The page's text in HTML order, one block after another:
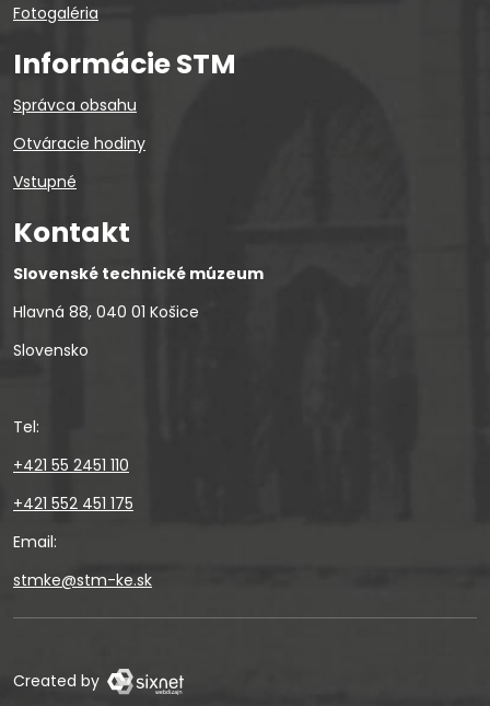
Fotogaléria
Informácie STM
Správca obsahu
Otváracie hodiny
Vstupné
Kontakt
Slovenské technické múzeum
Hlavná 88, 040 01 Košice
Slovensko
Tel:
+421 55 2451 110
+421 552 451 175
Email:
stmke@stm-ke.sk
Created by